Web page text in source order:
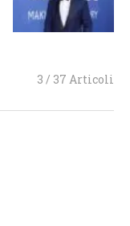
3 / 37 Articoli